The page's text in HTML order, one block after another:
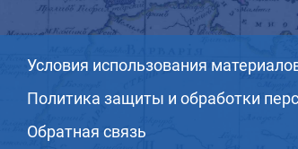
Условия использования
Политика защиты и обработки
Обратная связь